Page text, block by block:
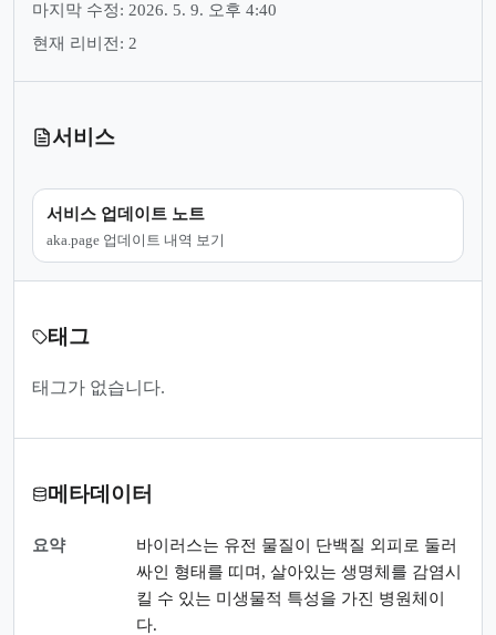
마지막 수정: 2026. 5. 9. 오후 4:40
현재 리비전: 2
서비스
서비스 업데이트 노트
aka.page 업데이트 내역 보기
태그
태그가 없습니다.
메타데이터
요약
바이러스는 유전 물질이 단백질 외피로 둘러
싸인 형태를 띠며, 살아있는 생명체를 감염시
킬 수 있는 미생물적 특성을 가진 병원체이
다.